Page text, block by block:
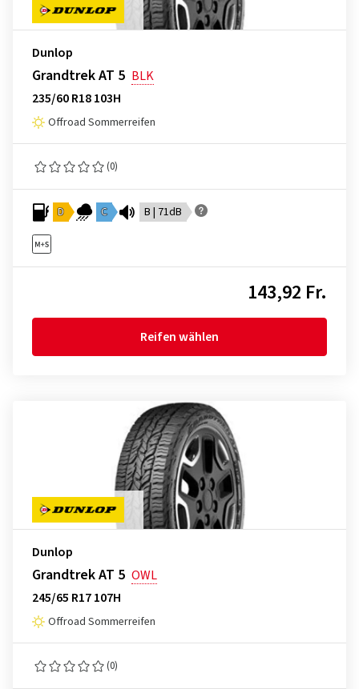
Dunlop
Grandtrek AT 5 BLK
235/60 R18 103H
Offroad Sommerreifen
(0)
D C B | 71dB
143,92 Fr.
Reifen wählen
Dunlop
Grandtrek AT 5 OWL
245/65 R17 107H
Offroad Sommerreifen
(0)